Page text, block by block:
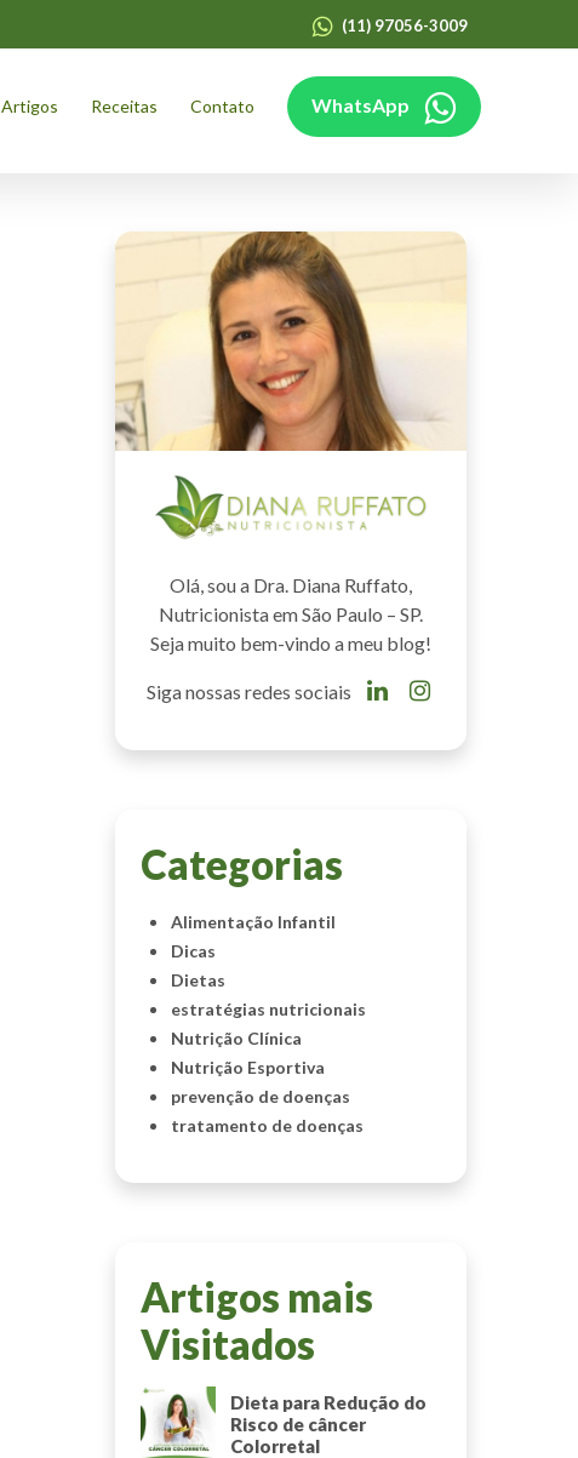
(11) 97056-3009
Artigos Receitas Contato WhatsApp
Olá, sou a Dra. Diana Ruffato,
Nutricionista em São Paulo – SP.
Seja muito bem-vindo a meu blog!
Siga nossas redes sociais
Categorias
Alimentação Infantil
Dicas
Dietas
estratégias nutricionais
Nutrição Clínica
Nutrição Esportiva
prevenção de doenças
tratamento de doenças
Artigos mais
Visitados
Dieta para Redução do
Risco de câncer
Colorretal